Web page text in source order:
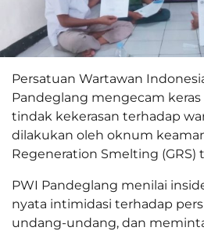
Persatuan Wartawan
Pandeglang mengecam
tindak kekerasan terhadap
dilakukan oleh oknum
Regeneration Smelting (GRS)
PWI Pandeglang menilai
nyata intimidasi terhadap
undang-undang, dan